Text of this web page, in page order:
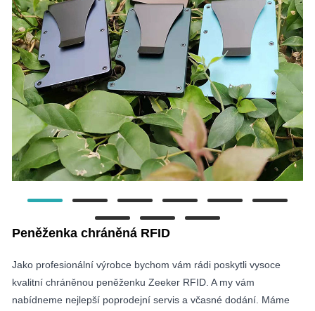
Peněženka chráněná RFID
Jako profesionální výrobce bychom vám rádi poskytli vysoce
kvalitní chráněnou peněženku Zeeker RFID. A my vám
nabídneme nejlepší poprodejní servis a včasné dodání. Máme